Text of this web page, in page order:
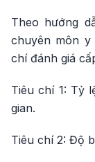
Theo hướng
chuyên môn y
chí đánh giá
Tiêu chí 1: Tỷ
gian.
Tiêu chí 2: Độ